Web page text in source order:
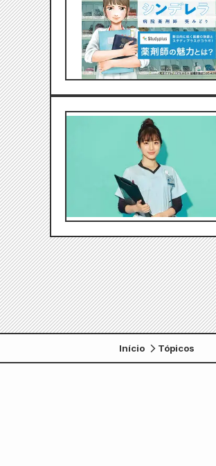
Início Tópicos